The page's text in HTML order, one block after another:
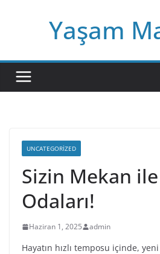
Yaşam
UNCATEGORIZED
Sizin Mekan
Odaları!
Haziran 1, 2025 admin
Hayatın hızlı temposu içinde,